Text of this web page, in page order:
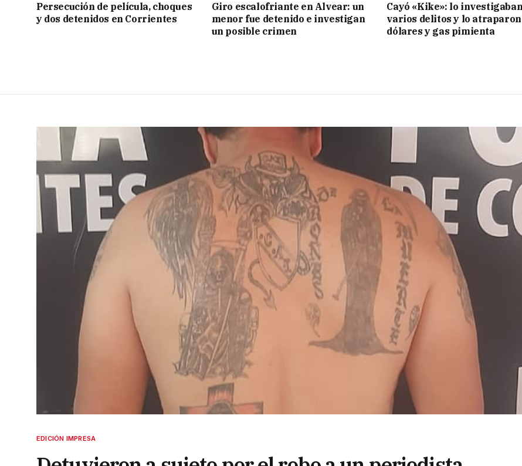
Persecución de película, choques
y dos detenidos en Corrientes
Giro escalofriante en Alvear: un
menor fue detenido e investigan
un posible crimen
Cayó «Kike»: lo
varios delitos y lo atraparon
dólares y gas pimienta
EDICIÓN IMPRESA